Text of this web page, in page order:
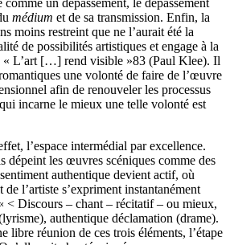
un dépassement, le dépassement
médium et de sa transmission. Enfin, la
moins restreint que ne l’aurait été la
de possibilités artistiques et engage à la
« L’art […] rend visible »83 (Paul Klee). Il
une volonté de faire de l’œuvre
afin de renouveler les processus
incarne le mieux une telle volonté est
l’espace intermédial par excellence.
dépeint les œuvres scéniques comme des
authentique devient actif, où
de l’artiste s’expriment instantanément
< Discours – chant – récitatif – ou mieux,
authentique déclamation (drame).
libre réunion de ces trois éléments, l’étape